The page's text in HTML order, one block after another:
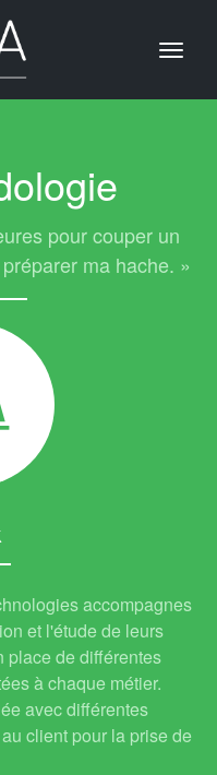
pour couper un
ma hache. »
accompagnes
et l'étude de leurs
place de différentes
à chaque métier.
avec différentes
client pour la prise de